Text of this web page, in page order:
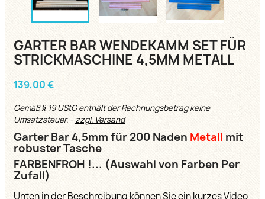
GARTER BAR WENDEKAMM SET FÜR
STRICKMASCHINE 4,5MM METALL
139,00 €
Gemäß § 19 UStG enthält der Rechnungsbetrag keine
Umsatzsteuer.
zzgl. Versand
Garter Bar 4,5mm für 200 Naden Metall mit
robuster Tasche
FARBENFROH !... (Auswahl von Farben Per
Zufall)
Unten in der Beschreibung können Sie ein kurzes Video